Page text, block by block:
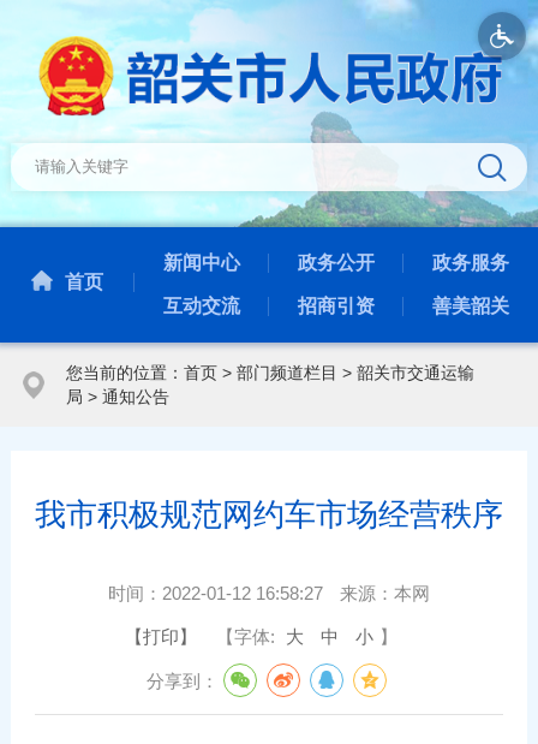
首页
新闻中心 政务公开 政务服务
互动交流 招商引资 善美韶关
您当前的位置： 首页> 部门频道栏目 > 韶关市交通运输
局 > 通知公告
我市积极规范网约车市场经营秩序
时间： 2022-01-12 16:58:27 来源： 本网
【打印】 【字体: 大 中 小 】
分享到：